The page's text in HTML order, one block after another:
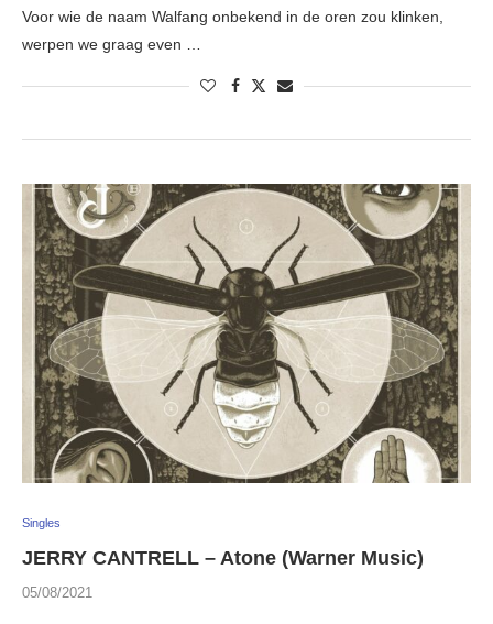
Voor wie de naam Walfang onbekend in de oren zou klinken,
werpen we graag even …
Singles
JERRY CANTRELL – Atone (Warner Music)
05/08/2021